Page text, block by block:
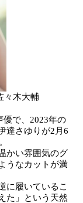
々木大輔
優で、2023年の
達さゆりが2月6
かい雰囲気のグ
うなカットが満
に履いているこ
た」という天然